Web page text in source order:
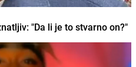
"Da li je to stvarno on?"